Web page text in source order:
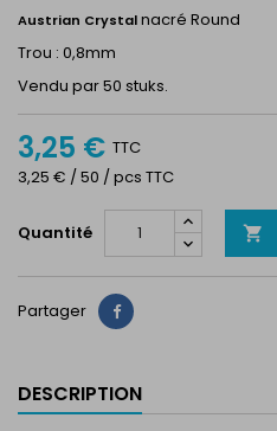
Austrian Crystalnacré Round
Trou : 0,8mm
Vendu par 50 stuks.
3,25 € TTC
3,25 € / 50 / pcs TTC
Quantité 
Partager Partager
DESCRIPTION